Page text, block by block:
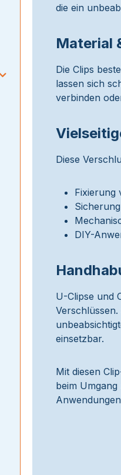
die ein
Material
Die Clips
lassen sich
verbinden
Diese
Fixierung
DIY-
U-Clipse und
einsetzbar.
Mit diesen
beim